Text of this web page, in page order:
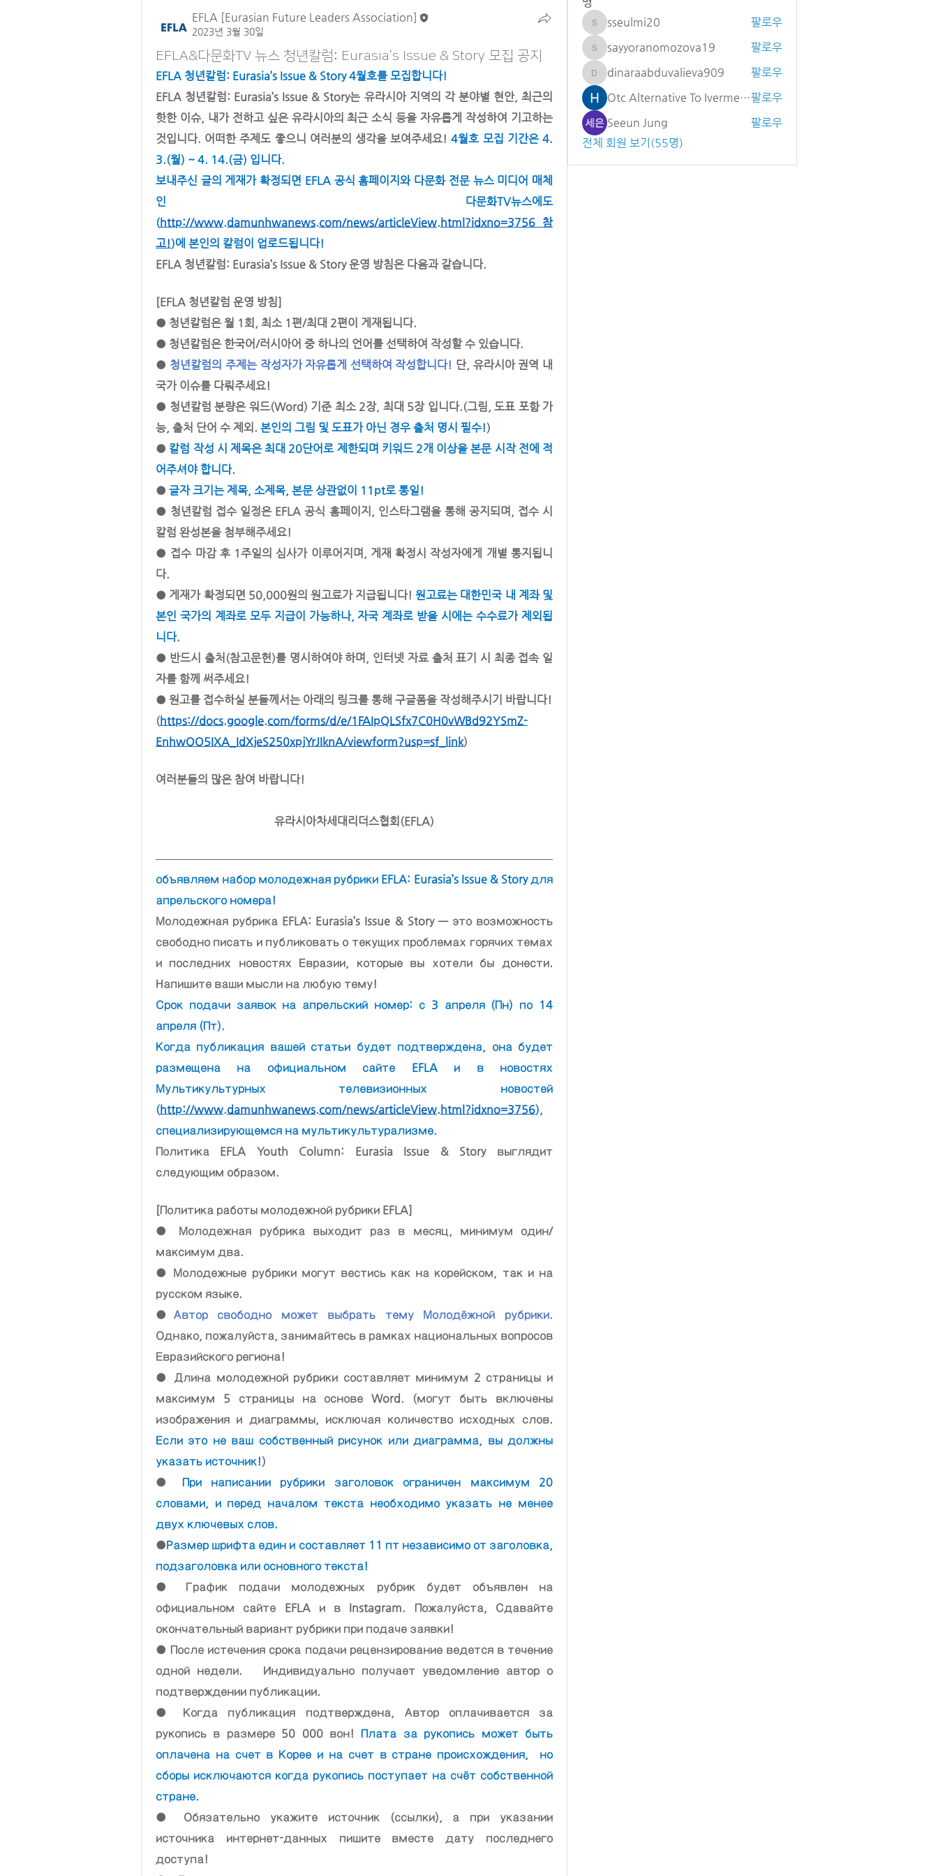
EFLA [Eurasian Future Leaders Association]
2023년 3월 30일
EFLA&다문화TV 뉴스 청년칼럼: Eurasia’s Issue & Story 모집 공지
EFLA 청년칼럼: Eurasia’s Issue & Story 4월호를 모집합니다!
EFLA 청년칼럼: Eurasia’s Issue & Story는 유라시아 지역의 각 분야별 현안, 최근의
핫한 이슈, 내가 전하고 싶은 유라시아의 최근 소식 등을 자유롭게 작성하여 기고하는
것입니다. 어떠한 주제도 좋으니 여러분의 생각을 보여주세요! 4월호 모집 기간은 4.
3.(월) ~ 4. 14.(금) 입니다.
보내주신 글의 게재가 확정되면 EFLA 공식 홈페이지와 다문화 전문 뉴스 미디어 매체
인 다문화TV뉴스에도
(http://www.damunhwanews.com/news/articleView.html?idxno=3756 참
고!)에 본인의 칼럼이 업로드됩니다!
EFLA 청년칼럼: Eurasia’s Issue & Story 운영 방침은 다음과 같습니다.
[EFLA 청년칼럼 운영 방침]
● 청년칼럼은 월 1회, 최소 1편/최대 2편이 게재됩니다.
● 청년칼럼은 한국어/러시아어 중 하나의 언어를 선택하여 작성할 수 있습니다.
● 청년칼럼의 주제는 작성자가 자유롭게 선택하여 작성합니다! 단, 유라시아 권역 내
국가 이슈를 다뤄주세요!
● 청년칼럼 분량은 워드(Word) 기준 최소 2장, 최대 5장 입니다.(그림, 도표 포함 가
능, 출처 단어 수 제외. 본인의 그림 및 도표가 아닌 경우 출처 명시 필수!)
● 칼럼 작성 시 제목은 최대 20단어로 제한되며 키워드 2개 이상을 본문 시작 전에 적
어주셔야 합니다.
● 글자 크기는 제목, 소제목, 본문 상관없이 11pt로 통일!
● 청년칼럼 접수 일정은 EFLA 공식 홈페이지, 인스타그램을 통해 공지되며, 접수 시
칼럼 완성본을 첨부해주세요!
● 접수 마감 후 1주일의 심사가 이루어지며, 게재 확정시 작성자에게 개별 통지됩니
다.
● 게재가 확정되면 50,000원의 원고료가 지급됩니다! 원고료는 대한민국 내 계좌 및
본인 국가의 계좌로 모두 지급이 가능하나, 자국 계좌로 받을 시에는 수수료가 제외됩
니다.
● 반드시 출처(참고문헌)를 명시하여야 하며, 인터넷 자료 출처 표기 시 최종 접속 일
자를 함께 써주세요!
● 원고를 접수하실 분들께서는 아래의 링크를 통해 구글폼을 작성해주시기 바랍니다!
(https://docs.google.com/forms/d/e/1FAIpQLSfx7C0H0vWBd92YSmZ-
EnhwOO5IXA_IdXjeS250xpjYrJIknA/viewform?usp=sf_link)
여러분들의 많은 참여 바랍니다!
유라시아차세대리더스협회(EFLA)
объявляем набор молодежная рубрики EFLA: Eurasia’s Issue & Story для
апрельского номера!
Молодежная рубрика EFLA: Eurasia’s Issue & Story — это возможность
свободно писать и публиковать о текущих проблемах горячих темах
и последних новостях Евразии, которые вы хотели бы донести.
Напишите ваши мысли на любую тему!
Срок подачи заявок на апрельский номер: с 3 апреля (Пн) по 14
апреля (Пт).
Когда публикация вашей статьи будет подтверждена, она будет
размещена на официальном сайте EFLA и в новостях
Мультикультурных телевизионных новостей
(http://www.damunhwanews.com/news/articleView.html?idxno=3756),
специализирующемся на мультикультурализме.
Политика EFLA Youth Column: Eurasia Issue & Story выглядит
следующим образом.
[Политика работы молодежной рубрики EFLA]
● Молодежная рубрика выходит раз в месяц, минимум один/
максимум два.
● Молодежные рубрики могут вестись как на корейском, так и на
русском языке.
●
Однако, пожалуйста, занимайтесь в рамках национальных вопросов
Евразийского региона!
● Длина молодежной рубрики составляет минимум 2 страницы и
максимум 5 страницы на основе Word. (могут быть включены
Если это не ваш собственный рисунок или диаграмма, вы должны
указать источник!)
●
При написании рубрики заголовок ограничен максимум 20
словами, и перед началом текста необходимо указать не менее
двух ключевых слов.
●Размер шрифта един и составляет 11 пт независимо от заголовка,
подзаголовка или основного текста!
● График подачи молодежных рубрик будет объявлен на
официальном сайте EFLA и в Instagram. Пожалуйста, Сдавайте
окончательный вариант рубрики при подаче заявки!
● После истечения срока подачи рецензирование ведется в течение
одной недели.   Индивидуально получает уведомление автор о
подтверждении публикации.
● Когда публикация подтверждена, Автор оплачивается за
рукопись в размере 50 000 вон! Плата за рукопись может быть
оплачена на счет в Корее и на счет в стране происхождения,  но
сборы исключаются когда рукопись поступает на счёт собственной
стране.
● Обязательно укажите источник (ссылки), а при указании
источника интернет-данных пишите вместе дату последнего
доступа!
sseulmi20
sseulmi20 팔로우
sayyoranomozova19
sayyoranomozova19 팔로우
dinaraabduvalieva909
dinaraabduvalieva909
팔로우
Otc Alternative To Ivermectin팔로우
Seeun Jung
팔로우
전체 회원 보기(55명)